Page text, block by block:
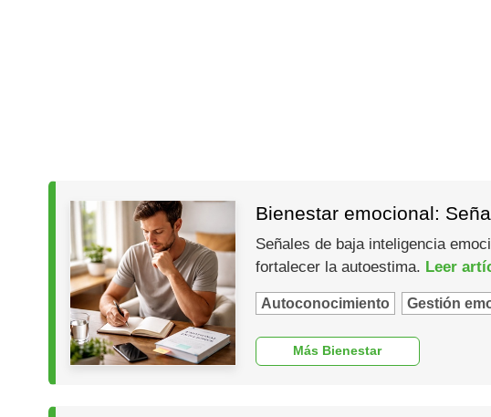
Bienestar emocional:
Señales de baja inteligencia
fortalecer la autoestima. Leer
Autoconocimiento Gestión
Más Bienestar